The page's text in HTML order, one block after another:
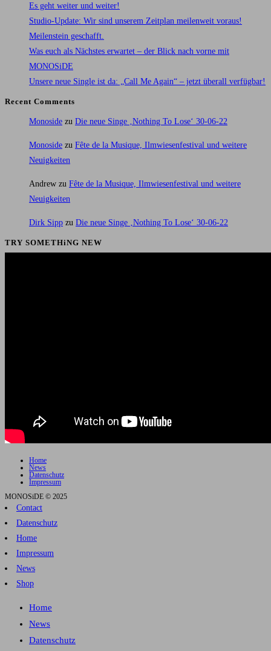
Single
„SOMEWHERE“
ist
da!
Es geht weiter und weiter!
Studio-Update: Wir sind unserem Zeitplan meilenweit voraus!
Meilenstein geschafft.
Was euch als Nächstes erwartet – der Blick nach vorne mit
MONOSiDE
Unsere neue Single ist da: „Call Me Again“ – jetzt überall verfügbar!
Recent Comments
Monoside zu Die neue Singe ‚Nothing To Lose‘ 30-06-22
Monoside zu Fête de la Musique, Ilmwiesenfestival und weitere
Neuigkeiten
Andrew zu Fête de la Musique, Ilmwiesenfestival und weitere
Neuigkeiten
Dirk Sipp zu Die neue Singe ‚Nothing To Lose‘ 30-06-22
TRY SOMETHiNG NEW
Home
News
Datenschutz
Impressum
MONOSiDE © 2025
Contact
Datenschutz
Home
Impressum
News
Shop
Home
News
Datenschutz